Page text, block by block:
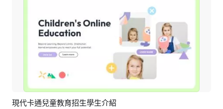
預覽
現代卡通兒童教育招生學生介紹